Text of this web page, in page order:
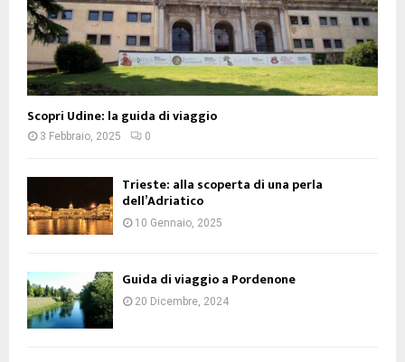
Scopri Udine: la guida di viaggio
3 Febbraio, 2025 0
Trieste: alla scoperta di una perla
dell’Adriatico
10 Gennaio, 2025
Guida di viaggio a Pordenone
20 Dicembre, 2024